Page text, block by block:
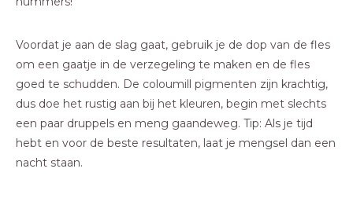
Voordat je aan de slag gaat, gebruik je de dop van de fles
om een ​​gaatje in de verzegeling te maken en de fles
goed te schudden. De coloumill pigmenten zijn krachtig,
dus doe het rustig aan bij het kleuren, begin met slechts
een paar druppels en meng gaandeweg. Tip: Als je tijd
hebt en voor de beste resultaten, laat je mengsel dan een
nacht staan.